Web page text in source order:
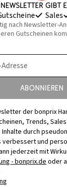
gibt
Sales
nach Newsletter-
Gutscheinen
Abonnieren
der bonprix
Trends,
durch
verbessert und
jederzeit mit
- bonprix.deoder